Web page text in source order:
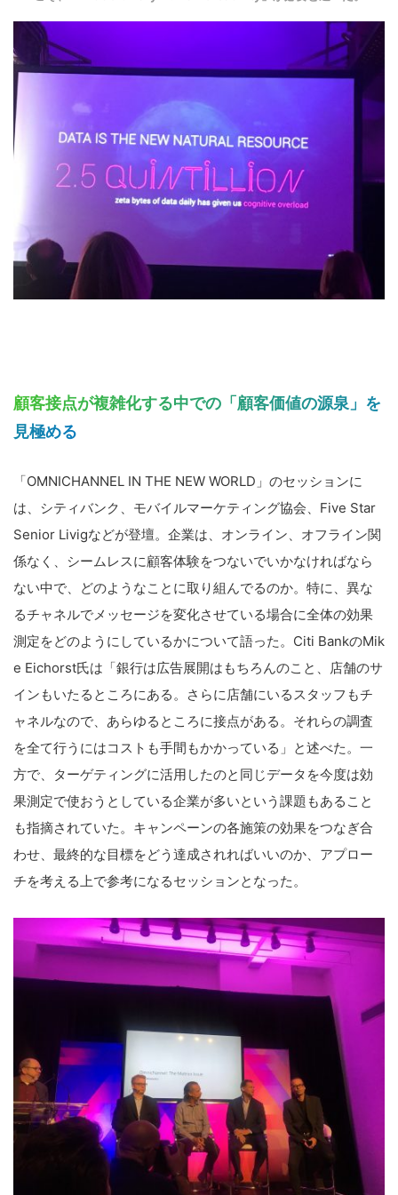
顧客接点が複雑化する中での「顧客価値の源泉」を
見極める
「OMNICHANNEL IN THE NEW WORLD」のセッションに
は、シティバンク、モバイルマーケティング協会、 Five Star
Senior Livigなどが登壇。企業は、オンライン、オフライン関
係なく、シームレスに顧客体験をつないでいかなければなら
ない中で、どのようなことに取り組んでるのか。特に、異な
るチャネルでメッセージを変化させている場合に全体の効果
測定をどのようにしているかについて語った。 Citi BankのMik
e Eichorst氏は「銀行は広告展開はもちろんのこと、店舗のサ
インもいたるところにある。さらに店舗にいるスタッフもチ
ャネルなので、あらゆるところに接点がある。それらの調査
を全て行うにはコストも手間もかかっている」と述べた。一
方で、ターゲティングに活用したのと同じデータを今度は効
果測定で使おうとしている企業が多いという課題もあること
も指摘されていた。キャンペーンの各施策の効果をつなぎ合
わせ、最終的な目標をどう達成されればいいのか、アプロー
チを考える上で参考になるセッションとなった。